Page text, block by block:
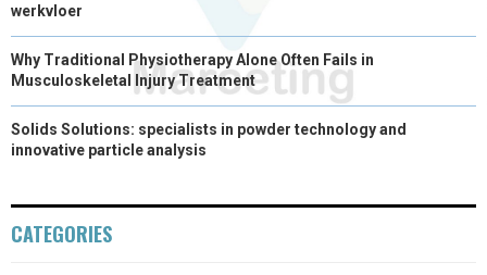
werkvloer
Why Traditional Physiotherapy Alone Often Fails in
Musculoskeletal Injury Treatment
Solids Solutions: specialists in powder technology and
innovative particle analysis
CATEGORIES